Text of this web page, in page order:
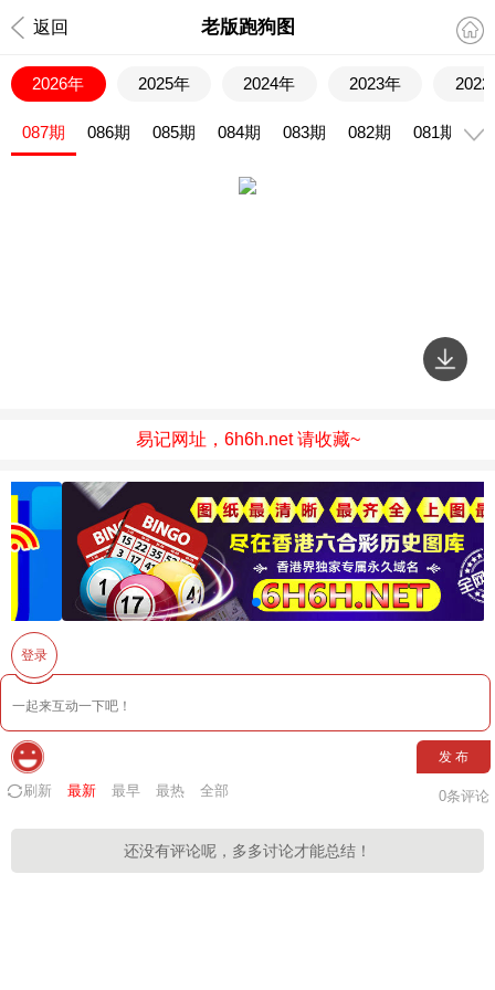
返回 老版跑狗图
2026年 2025年 2024年 2023年 2022
087期 086期 085期 084期 083期 082期 081期
易记网址，6h6h.net 请收藏~
登录
发 布
刷新 最新 最早 最热 全部 0条评论
还没有评论呢，多多讨论才能总结！